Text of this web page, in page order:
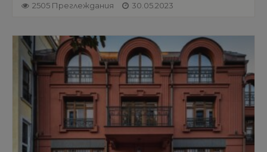
2505 Преглеждания 30.05.2023